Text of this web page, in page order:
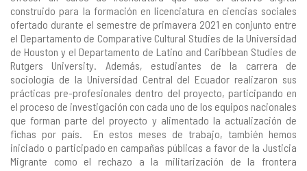
construido para la formación en licenciatura en ciencias sociales
ofertado durante el semestre de primavera 2021 en conjunto entre
el Departamento de Comparative Cultural Studies de la Universidad
de Houston y el Departamento de Latino and Caribbean Studies de
Rutgers University. Además, estudiantes de la carrera de
sociología de la Universidad Central del Ecuador realizaron sus
prácticas pre-profesionales dentro del proyecto, participando en
el proceso de investigación con cada uno de los equipos nacionales
que forman parte del proyecto y alimentado la actualización de
fichas por país. En estos meses de trabajo, también hemos
iniciado o participado en campañas públicas a favor de la Justicia
Migrante como el rechazo a la militarización de la frontera